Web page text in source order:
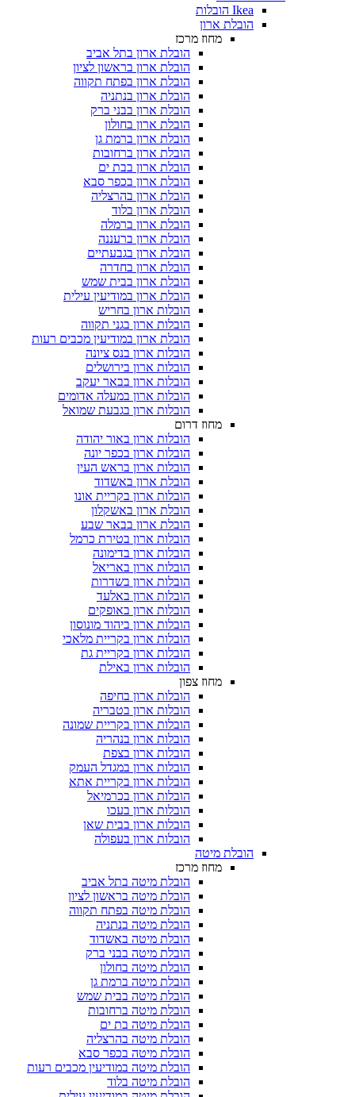
הובלת ארון בתל אביב
הובלת ארון בראשון לציון
הובלת ארון בפתח תקווה
הובלת ארון בנתניה
הובלת ארון בבני ברק
הובלת ארון בחולון
הובלת ארון ברמת גן
הובלת ארון ברחובות
הובלת ארון בבת ים
הובלת ארון בכפר סבא
הובלת ארון בהרצליה
הובלת ארון ברמלה
הובלת ארון ברעננה
הובלת ארון בגבעתיים
הובלת ארון בחדרה
הובלת ארון בבית שמש
הובלת ארון במודיעין עילית
הובלות ארון בחריש
הובלות ארון בגני תקווה
הובלת ארון במודיעין מכבים רעות
הובלות ארון בנס ציונה
הובלות ארון בירושלים
הובלות ארון בבאר יעקב
הובלות ארון במעלה אדומים
הובלות ארון בגבעת שמואל
הובלות ארון באור יהודה
הובלות ארון בכפר יונה
הובלות ארון בראש העין
הובלת ארון באשדוד
הובלות ארון בקריית אונו
הובלת ארון באשקלון
הובלת ארון בבאר שבע
הובלות ארון בטירת כרמל
הובלות ארון בדימונה
הובלות ארון באריאל
הובלות ארון בשדרות
הובלות ארון באלעד
הובלות ארון באופקים
הובלות ארון ביהוד מונוסון
הובלות ארון בקריית מלאכי
הובלות ארון בקריית גת
הובלות ארון באילת
הובלות ארון בחיפה
הובלות ארון בטבריה
הובלות ארון בקריית שמונה
הובלות ארון בנהריה
הובלות ארון בצפת
הובלות ארון במגדל העמק
הובלות ארון בקריית אתא
הובלות ארון בכרמיאל
הובלות ארון בבית שאן
הובלות ארון בעפולה
הובלת מיטה בתל אביב
הובלת מיטה בראשון לציון
הובלת מיטה בפתח תקווה
הובלת מיטה בנתניה
הובלת מיטה באשדוד
הובלת מיטה בבני ברק
הובלת מיטה בחולון
הובלת מיטה ברמת גן
הובלת מיטה בבית שמש
הובלת מיטה ברחובות
הובלת מיטה בת ים
הובלת מיטה בהרצליה
הובלת מיטה בכפר סבא
הובלת מיטה במודיעין מכבים רעות